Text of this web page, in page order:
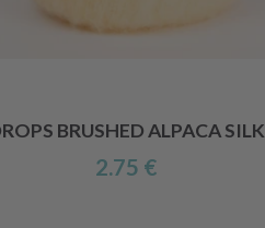
BRUSHED ALPACA SILK
2.75 €